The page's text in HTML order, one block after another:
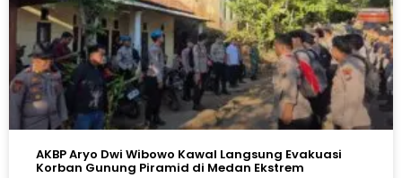
AKBP Aryo Dwi Wibowo Kawal Langsung Evakuasi
Korban Gunung Piramid di Medan Ekstrem